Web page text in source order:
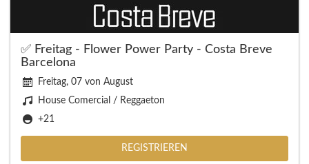
✅ Freitag - Flower Power Party - Costa Breve
Barcelona
Freitag, 07 von August
House Comercial / Reggaeton
+21
REGISTRIEREN